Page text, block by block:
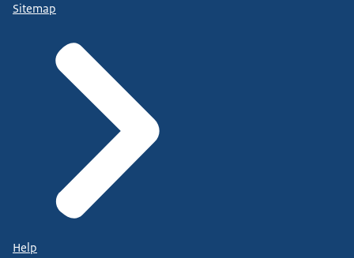
Sitemap
Help